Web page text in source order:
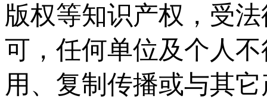
版权等知识产权，受
可，任何单位及个人
用、复制传播或与其